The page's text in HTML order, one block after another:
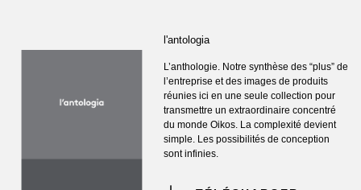
l'antologia
L’anthologie. Notre synthèse des “plus” de
l’entreprise et des images de produits
réunies ici en une seule collection pour
transmettre un extraordinaire concentré
du monde Oikos. La complexité devient
simple. Les possibilités de conception
sont infinies.